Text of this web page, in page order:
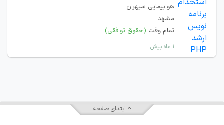
هواپیمایی سپهران
مشهد
تمام وقت (حقوق توافقی)
۱ ماه پیش
ابتدای صفحه